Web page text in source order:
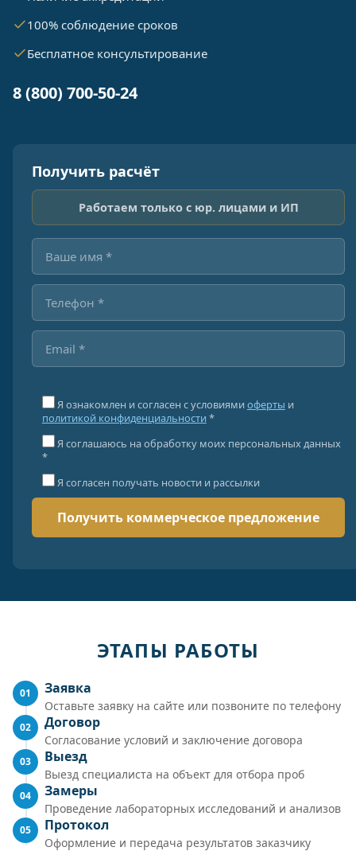
100% соблюдение сроков
Бесплатное консультирование
8 (800) 700-50-24
Получить расчёт
Работаем только с юр. лицами и ИП
Я ознакомлен и согласен с условиями оферты и
политикой конфиденциальности *
Я соглашаюсь на обработку моих персональных данных
*
Я согласен получать новости и рассылки
ЭТАПЫ РАБОТЫ
01 Заявка
Оставьте заявку на сайте или позвоните по телефону
02 Договор
Согласование условий и заключение договора
03 Выезд
Выезд специалиста на объект для отбора проб
04 Замеры
Проведение лабораторных исследований и анализов
05 Протокол
Оформление и передача результатов заказчику